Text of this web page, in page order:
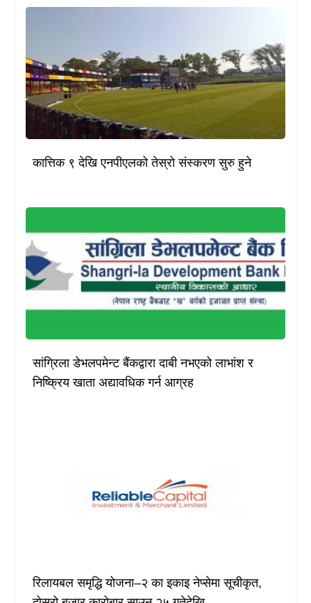
कात्तिक ९ देखि एनपीएलको तेस्रो संस्करण सुरु हुने
सांग्रिला डेभलपमेन्ट बैंकद्वारा दाबी नभएको लाभांश र
निष्क्रिय खाता अद्यावधिक गर्न आग्रह
रिलायबल समृद्धि योजना–२ का इकाइ नेप्सेमा सूचीकृत,